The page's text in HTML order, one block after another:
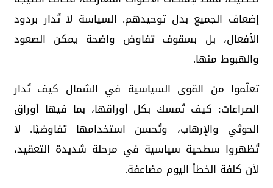
إضعاف الجميع بدل توحيدهم. السياسة لا تُدار بردود
الأفعال، بل بسقوف تفاوض واضحة يمكن الصعود
والهبوط منها.
تعلّموا من القوى السياسية في الشمال كيف تُدار
الصراعات: كيف تُمسك بكل أوراقها، بما فيها أوراق
الحوثي والإرهاب، وتُحسن استخدامها تفاوضيًا. لا
تُظهروا سطحية سياسية في مرحلة شديدة التعقيد،
لأن كلفة الخطأ اليوم مضاعفة.